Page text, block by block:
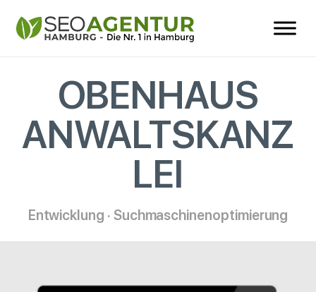
OBENHAUS
ANWALTSKANZ
LEI
Entwicklung · Suchmaschinenoptimierung